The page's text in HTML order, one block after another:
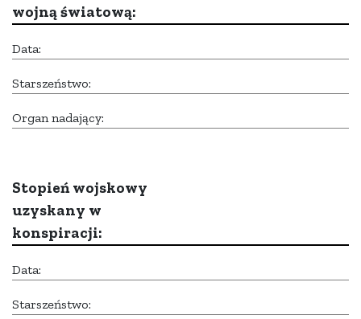
wojną światową:
Data:
Starszeństwo:
Organ nadający:
Stopień wojskowy
uzyskany w
konspiracji:
Data:
Starszeństwo: